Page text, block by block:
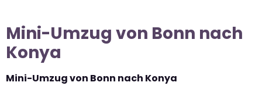
Mini-Umzug von Bonn nach
Konya
Mini-Umzug von Bonn nach Konya